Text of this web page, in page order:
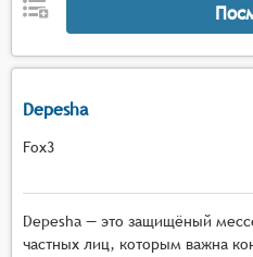
Depesha
Fox3
Depesha — это защищёный
частных лиц, которым важна